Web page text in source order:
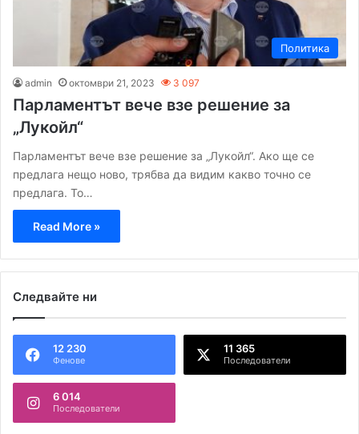
Политика
admin октомври 21, 2023 3 097
Парламентът вече взе решение за
„Лукойл“
Парламентът вече взе решение за „Лукойл“. Ако ще се
предлага нещо ново, трябва да видим какво точно се
предлага. То…
Read More »
Следвайте ни
12 230
Фенове
11 365
Последователи
6 014
Последователи